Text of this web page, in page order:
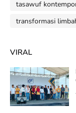
tasawuf
transformasi
VIRAL